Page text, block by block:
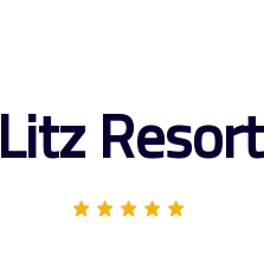
Litz Resort